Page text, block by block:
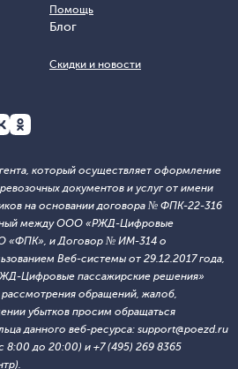
Помощь
Блог
Скидки и новости
который осуществляет оформление
документов и услуг от имени
на основании договора № ФПК-22-316
между ООО «РЖД-Цифровые
«ФПК», и Договор № ИМ-314 о
Веб-системы от 29.12.2017 года,
Цифровые пассажирские решения»
обращений, жалоб,
убытков просим обращаться
данного веб-ресурса: support@poezd.ru
8:00 до 20:00) и +7 (495) 269 8365